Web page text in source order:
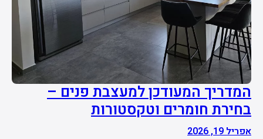
המדריך המעודכן למעצבת פנים –
בחירת חומרים וטקסטורות
אפריל 19, 2026